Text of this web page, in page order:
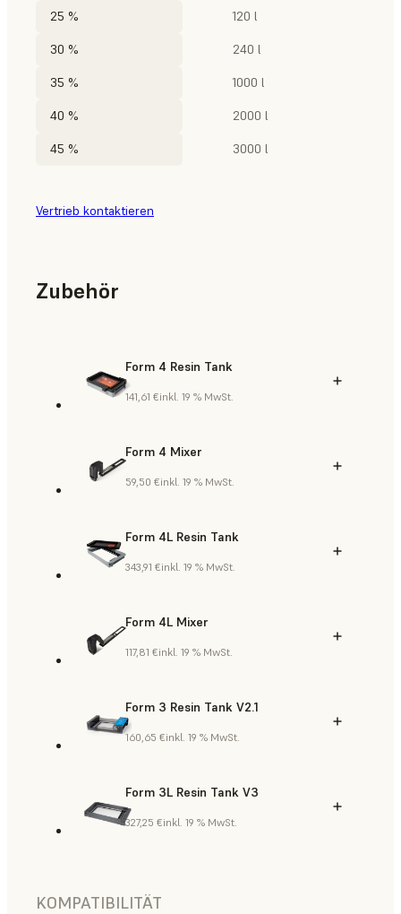
25 % 120 l
30 % 240 l
35 % 1000 l
40 % 2000 l
45 % 3000 l
Vertrieb kontaktieren
Zubehör
Form 4 Resin Tank
141,61 €inkl. 19 % MwSt.
Form 4 Mixer
59,50 €inkl. 19 % MwSt.
Form 4L Resin Tank
343,91 €inkl. 19 % MwSt.
Form 4L Mixer
117,81 €inkl. 19 % MwSt.
Form 3 Resin Tank V2.1
160,65 €inkl. 19 % MwSt.
Form 3L Resin Tank V3
327,25 €inkl. 19 % MwSt.
KOMPATIBILITÄT